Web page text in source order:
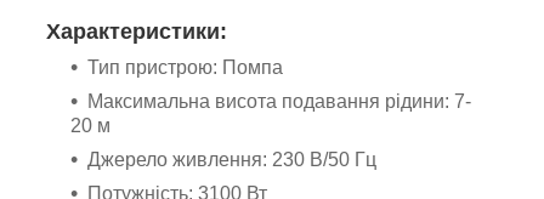
Характеристики:
Тип пристрою: Помпа
Максимальна висота подавання рідини: 7-
20 м
Джерело живлення: 230 В/50 Гц
Потужність: 3100 Вт